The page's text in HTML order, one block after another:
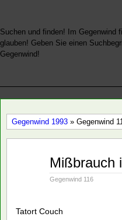
Suchen und finden! Im Gegenwind
glauben! Geben Sie einen
Gegenwind!
Gegenwind 1993 » Gegenwind
Mißbrauch
Gegenwind 116
Tatort Couch